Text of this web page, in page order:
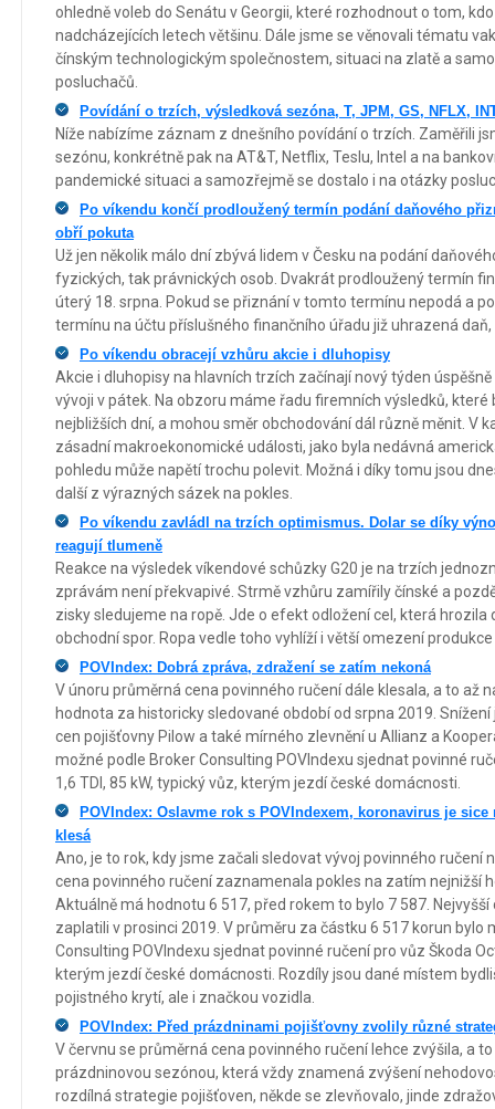
ohledně voleb do Senátu v Georgii, které rozhodnout o tom,
nadcházejících letech většinu. Dále jsme se věnovali tématu
čínským technologickým společnostem, situaci na zlatě a
posluchačů.
Povídání o trzích, výsledková sezóna, T, JPM, GS, NFLX,
Níže nabízíme záznam z dnešního povídání o trzích. Zaměřili
sezónu, konkrétně pak na AT&T, Netflix, Teslu, Intel a na
pandemické situaci a samozřejmě se dostalo i na otázky
Po víkendu končí prodloužený termín podání daňového
obří pokuta
Už jen několik málo dní zbývá lidem v Česku na podání
fyzických, tak právnických osob. Dvakrát prodloužený termín
úterý 18. srpna. Pokud se přiznání v tomto termínu nepodá a
termínu na účtu příslušného finančního úřadu již uhrazená
Po víkendu obracejí vzhůru akcie i dluhopisy
Akcie i dluhopisy na hlavních trzích začínají nový týden
vývoji v pátek. Na obzoru máme řadu firemních výsledků,
nejbližších dní, a mohou směr obchodování dál různě měnit. V
zásadní makroekonomické události, jako byla nedávná
pohledu může napětí trochu polevit. Možná i díky tomu jsou
další z výrazných sázek na pokles.
Po víkendu zavládl na trzích optimismus. Dolar se díky
reagují tlumeně
Reakce na výsledek víkendové schůzky G20 je na trzích
zprávám není překvapivé. Strmě vzhůru zamířily čínské a
zisky sledujeme na ropě. Jde o efekt odložení cel, která
obchodní spor. Ropa vedle toho vyhlíží i větší omezení
POVIndex: Dobrá zpráva, zdražení se zatím nekoná
V únoru průměrná cena povinného ručení dále klesala, a to až
hodnota za historicky sledované období od srpna 2019.
cen pojišťovny Pilow a také mírného zlevnění u Allianz a
možné podle Broker Consulting POVIndexu sjednat povinné
1,6 TDI, 85 kW, typický vůz, kterým jezdí české domácnosti.
POVIndex: Oslavme rok s POVIndexem, koronavirus je
klesá
Ano, je to rok, kdy jsme začali sledovat vývoj povinného ručení
cena povinného ručení zaznamenala pokles na zatím nejnižší
Aktuálně má hodnotu 6 517, před rokem to bylo 7 587.
zaplatili v prosinci 2019. V průměru za částku 6 517 korun bylo
Consulting POVIndexu sjednat povinné ručení pro vůz Škoda
kterým jezdí české domácnosti. Rozdíly jsou dané místem
pojistného krytí, ale i značkou vozidla.
POVIndex: Před prázdninami pojišťovny zvolily různé
V červnu se průměrná cena povinného ručení lehce zvýšila, a
prázdninovou sezónou, která vždy znamená zvýšení
rozdílná strategie pojišťoven, někde se zlevňovalo, jinde